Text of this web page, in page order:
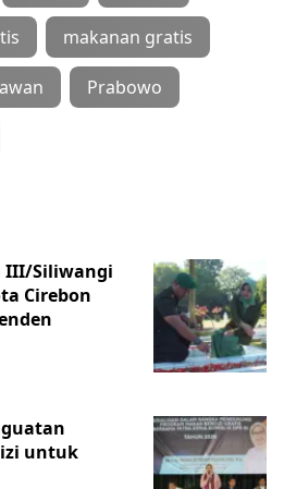
makanan gratis
Prabowo
III/Siliwangi
Cirebon
untuk